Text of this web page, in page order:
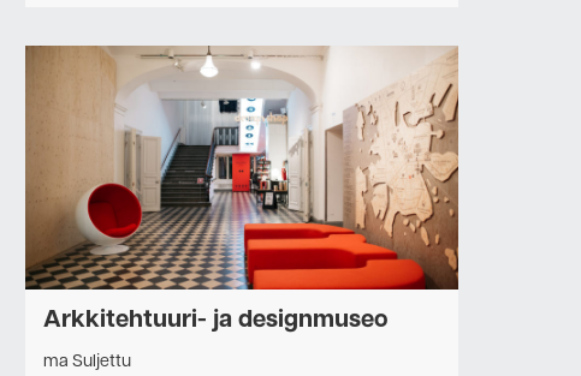
Arkkitehtuuri- ja designmuseo
ma Suljettu